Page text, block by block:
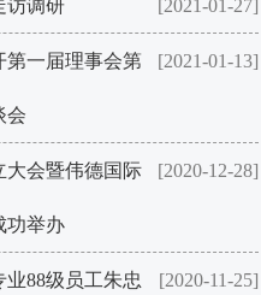
[2021-01-27]
访调研
[2021-01-13]
第一届理事会第
会
[2020-12-28]
大会暨伟德国际
功举办
[2020-11-25]
88级员工朱忠